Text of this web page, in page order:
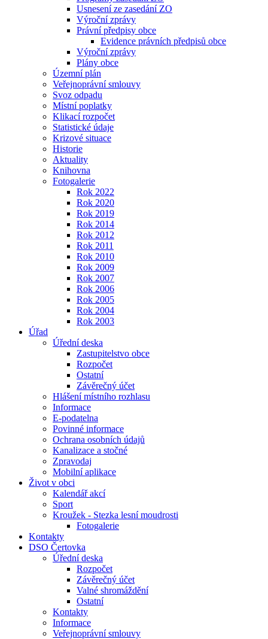
Usnesení ze zasedání ZO
Výroční zprávy
Právní předpisy obce
Evidence právních předpisů obce
Výroční zprávy
Plány obce
Územní plán
Veřejnoprávní smlouvy
Svoz odpadu
Místní poplatky
Klikací rozpočet
Statistické údaje
Krizové situace
Historie
Aktuality
Knihovna
Fotogalerie
Rok 2022
Rok 2020
Rok 2019
Rok 2014
Rok 2012
Rok 2011
Rok 2010
Rok 2009
Rok 2007
Rok 2006
Rok 2005
Rok 2004
Rok 2003
Úřad
Úřední deska
Zastupitelstvo obce
Rozpočet
Ostatní
Závěrečný účet
Hlášení místního rozhlasu
Informace
E-podatelna
Povinné informace
Ochrana osobních údajů
Kanalizace a stočné
Zpravodaj
Mobilní aplikace
Život v obci
Kalendář akcí
Sport
Kroužek - Stezka lesní moudrosti
Fotogalerie
Kontakty
DSO Čertovka
Úřední deska
Rozpočet
Závěrečný účet
Valné shromáždění
Ostatní
Kontakty
Informace
Veřejnoprávní smlouvy